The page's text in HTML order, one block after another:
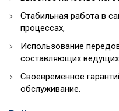
Стабильная работа в
процессах,
Использование
составляющих
Своевременное
обслуживание.